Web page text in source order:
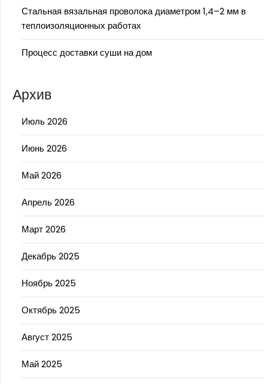
Стальная вязальная проволока диаметром 1,4–2 мм в
теплоизоляционных работах
Процесс доставки суши на дом
Архив
Июль 2026
Июнь 2026
Май 2026
Апрель 2026
Март 2026
Декабрь 2025
Ноябрь 2025
Октябрь 2025
Август 2025
Май 2025